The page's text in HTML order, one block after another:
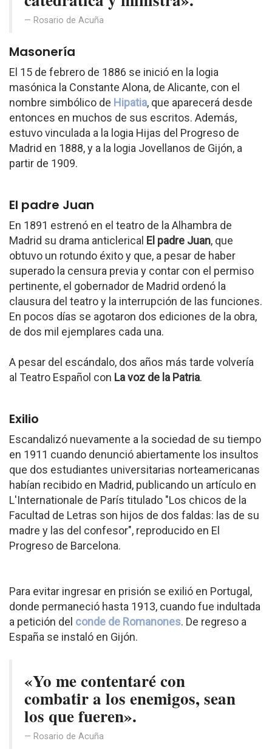
Rosario de Acuña
Masonería
El 15 de febrero de 1886 se inició en la logia
masónica la Constante Alona, de Alicante, con el
nombre simbólico de Hipatia, que aparecerá desde
entonces en muchos de sus escritos. Además,
estuvo vinculada a la logia Hijas del Progreso de
Madrid en 1888, y a la logia Jovellanos de Gijón, a
partir de 1909.
El padre Juan
En 1891 estrenó en el teatro de la Alhambra de
Madrid su drama anticlerical El padre Juan, que
obtuvo un rotundo éxito y que, a pesar de haber
superado la censura previa y contar con el permiso
pertinente, el gobernador de Madrid ordenó la
clausura del teatro y la interrupción de las funciones.
En pocos días se agotaron dos ediciones de la obra,
de dos mil ejemplares cada una.
A pesar del escándalo, dos años más tarde volvería
al Teatro Español con La voz de la Patria.
Exilio
Escandalizó nuevamente a la sociedad de su tiempo
en 1911 cuando denunció abiertamente los insultos
que dos estudiantes universitarias norteamericanas
habían recibido en Madrid, publicando un artículo en
L'Internationale de París titulado "Los chicos de la
Facultad de Letras son hijos de dos faldas: las de su
madre y las del confesor", reproducido en El
Progreso de Barcelona.
Para evitar ingresar en prisión se exilió en Portugal,
donde permaneció hasta 1913, cuando fue indultada
a petición del conde de Romanones. De regreso a
España se instaló en Gijón.
«Yo me contentaré con
combatir a los enemigos, sean
los que fueren».
Rosario de Acuña